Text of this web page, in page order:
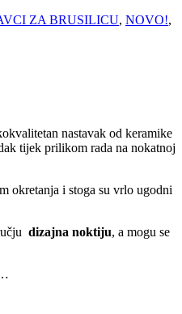
ZA BRUSILICU, NOVO!,
nastavak od keramike
tijek prilikom rada na nokatnoj
okretanja i stoga su vrlo ugodni
dizajna noktiju, a mogu se